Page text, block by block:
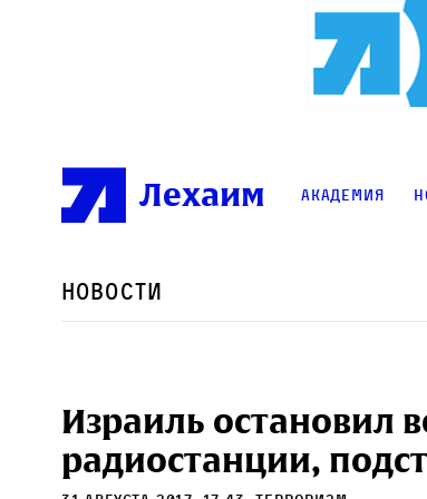
Лехаим Академия
Новости
Израиль остановил
радиостанции,